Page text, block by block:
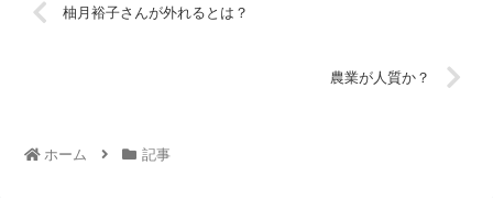
柚月裕子さんが外れるとは？
農業が人質か？
ホーム 記事